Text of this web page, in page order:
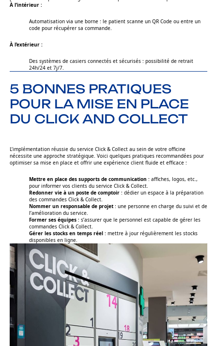
À l’intérieur :
Automatisation via une borne : le patient scanne un QR Code ou entre un
code pour récupérer sa commande.
À l’extérieur :
Des systèmes de casiers connectés et sécurisés : possibilité de retrait
24h/24 et 7j/7.
5 BONNES PRATIQUES
POUR LA MISE EN PLACE
DU CLICK AND COLLECT
L’implémentation réussie du service Click & Collect au sein de votre officine
nécessite une approche stratégique. Voici quelques pratiques recommandées pour
optimiser sa mise en place et offrir une expérience client fluide et efficace :
Mettre en place des supports de communication : affiches, logos, etc.,
pour informer vos clients du service Click & Collect.
Redonner vie à un poste de comptoir : dédier un espace à la préparation
des commandes Click & Collect.
Nommer un responsable de projet : une personne en charge du suivi et de
l’amélioration du service.
Former ses équipes : s’assurer que le personnel est capable de gérer les
commandes Click & Collect.
Gérer les stocks en temps réel : mettre à jour régulièrement les stocks
disponibles en ligne.